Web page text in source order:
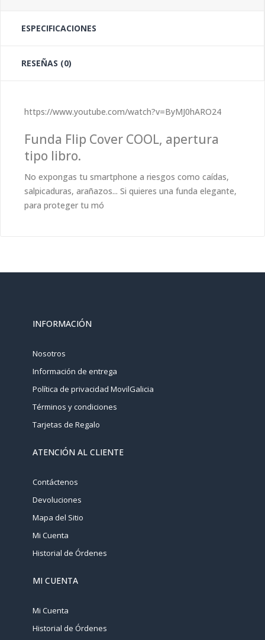
ESPECIFICACIONES
RESEÑAS (0)
https://www.youtube.com/watch?v=ByMJ0hARO24
Funda Flip Cover COOL, apertura
tipo libro.
No expongas tu smartphone a riesgos como caídas,
salpicaduras, arañazos... Si quieres una funda elegante,
para proteger tu mó
INFORMACIÓN
Nosotros
Información de entrega
Política de privacidad MovilGalicia
Términos y condiciones
Tarjetas de Regalo
ATENCIÓN AL CLIENTE
Contáctenos
Devoluciones
Mapa del Sitio
Mi Cuenta
Historial de Órdenes
MI CUENTA
Mi Cuenta
Historial de Órdenes